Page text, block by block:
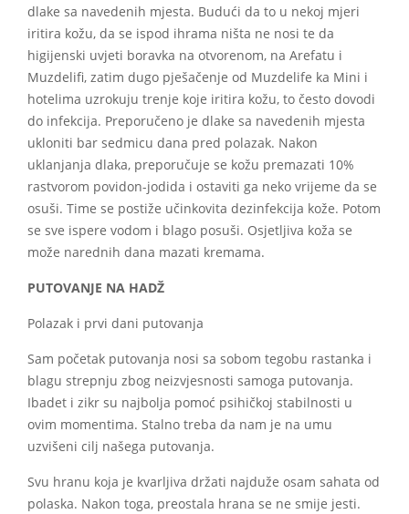
dlake sa navedenih mjesta. Budući da to u nekoj mjeri
iritira kožu, da se ispod ihrama ništa ne nosi te da
higijenski uvjeti boravka na otvorenom, na Arefatu i
Muzdelifi, zatim dugo pješačenje od Muzdelife ka Mini i
hotelima uzrokuju trenje koje iritira kožu, to često dovodi
do infekcija. Preporučeno je dlake sa navedenih mjesta
ukloniti bar sedmicu dana pred polazak. Nakon
uklanjanja dlaka, preporučuje se kožu premazati 10%
rastvorom povidon-jodida i ostaviti ga neko vrijeme da se
osuši. Time se postiže učinkovita dezinfekcija kože. Potom
se sve ispere vodom i blago posuši. Osjetljiva koža se
može narednih dana mazati kremama.
PUTOVANJE NA HADŽ
Polazak i prvi dani putovanja
Sam početak putovanja nosi sa sobom tegobu rastanka i
blagu strepnju zbog neizvjesnosti samoga putovanja.
Ibadet i zikr su najbolja pomoć psihičkoj stabilnosti u
ovim momentima. Stalno treba da nam je na umu
uzvišeni cilj našega putovanja.
Svu hranu koja je kvarljiva držati najduže osam sahata od
polaska. Nakon toga, preostala hrana se ne smije jesti.